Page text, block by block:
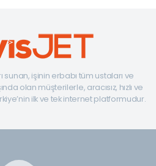
sunan, işinin erbabı tüm ustaları ve
olan müşterilerle, aracısız, hızlı ve
ilk ve tek internet platformudur.